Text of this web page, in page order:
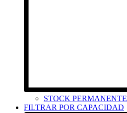
STOCK PERMANENTE
FILTRAR POR CAPACIDAD